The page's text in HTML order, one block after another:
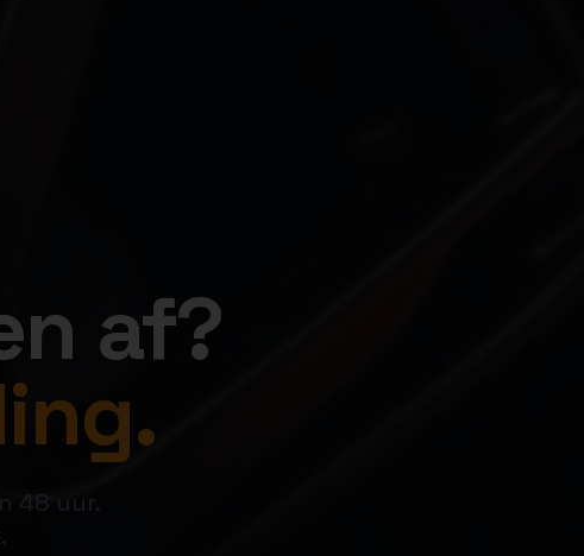
af?
48 uur.